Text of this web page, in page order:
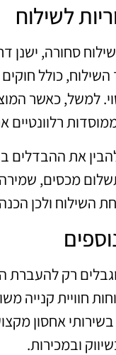
לשילוח
סחורה, ישנן
כולל
למשל, כאשר
את ההבדלים
מכסים, שמירה
השילוח ולכן
רק
חוויית קנייה
בשירותי אחסון
ובמכירות.